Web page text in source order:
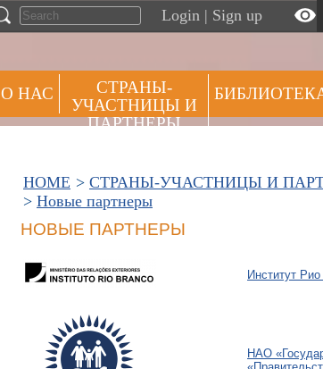
Login | Sign up
О НАС
СТРАНЫ-
УЧАСТНИЦЫ И
ПАРТНЕРЫ
HOME > СТРАНЫ-УЧАСТНИЦЫ И
> Новые партнеры
НОВЫЕ ПАРТНЕРЫ
Институт
НАО